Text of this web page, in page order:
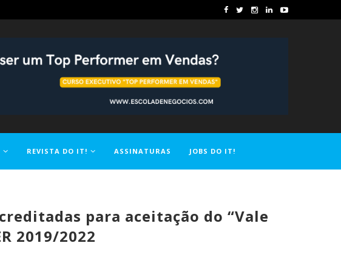
REVISTA DO IT! ASSINATURAS JOBS DO IT!
para aceitação do “Vale
2019/2022